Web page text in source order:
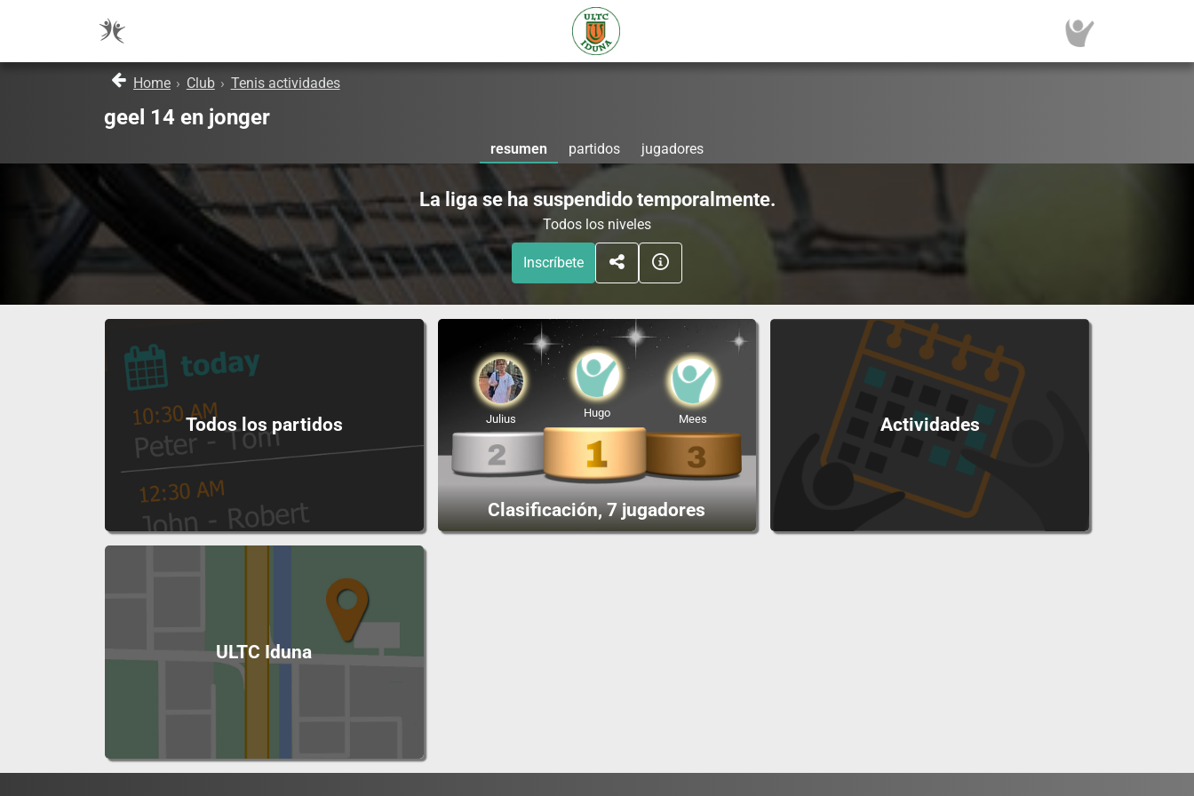
Home › Club › Tenis actividades
geel 14 en jonger
resumen partidos jugadores
La liga se ha suspendido temporalmente.
Todos los niveles
Inscríbete
Todos los partidos
Clasificación, 7 jugadores
Hugo
Julius Mees Actividades
ULTC Iduna